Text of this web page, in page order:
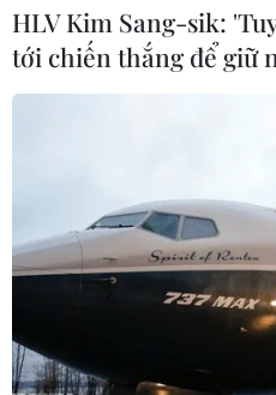
HLV Kim Sang-sik:
tới chiến thắng để giữ